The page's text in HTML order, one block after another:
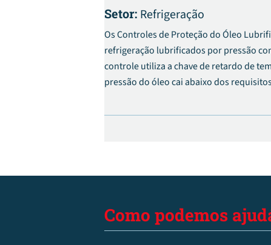
Setor: Refrigeração
Os Controles de Proteção do Óleo
refrigeração lubrificados por pressão
controle utiliza a chave de retardo de
pressão do óleo cai abaixo dos
circuito de controle para abrir e parar o
Como podemos